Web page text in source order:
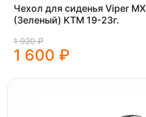
Чехол для сиденья Viper MX
(Зеленый) KTM 19-23г.
1 920 ₽
1 600 ₽